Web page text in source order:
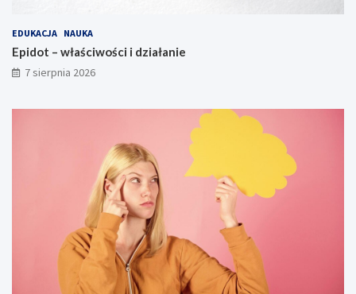
EDUKACJA NAUKA
Epidot – właściwości i działanie
7 sierpnia 2026